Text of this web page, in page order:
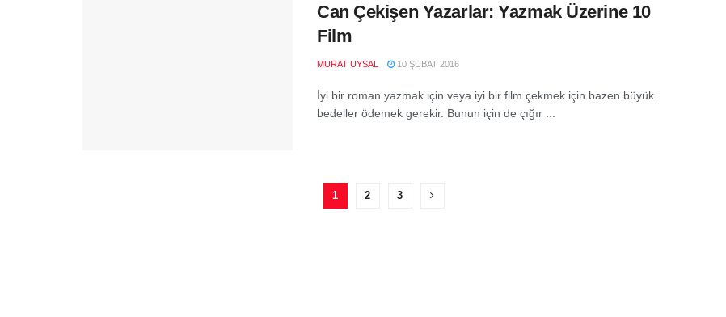
Can Çekişen Yazarlar: Yazmak Üzerine 10
Film
MURAT UYSAL 10 ŞUBAT 2016
İyi bir roman yazmak için veya iyi bir film çekmek için bazen büyük
bedeller ödemek gerekir. Bunun için de çığır ...
1 2 3